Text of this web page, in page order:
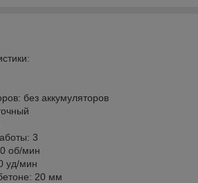
без аккумуляторов
3
об/мин
уд/мин
20 мм